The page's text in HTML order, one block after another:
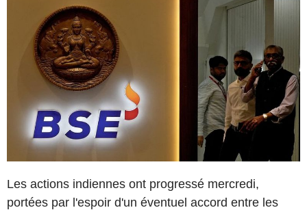
Les actions indiennes ont progressé mercredi,
portées par l'espoir d'un éventuel accord entre les